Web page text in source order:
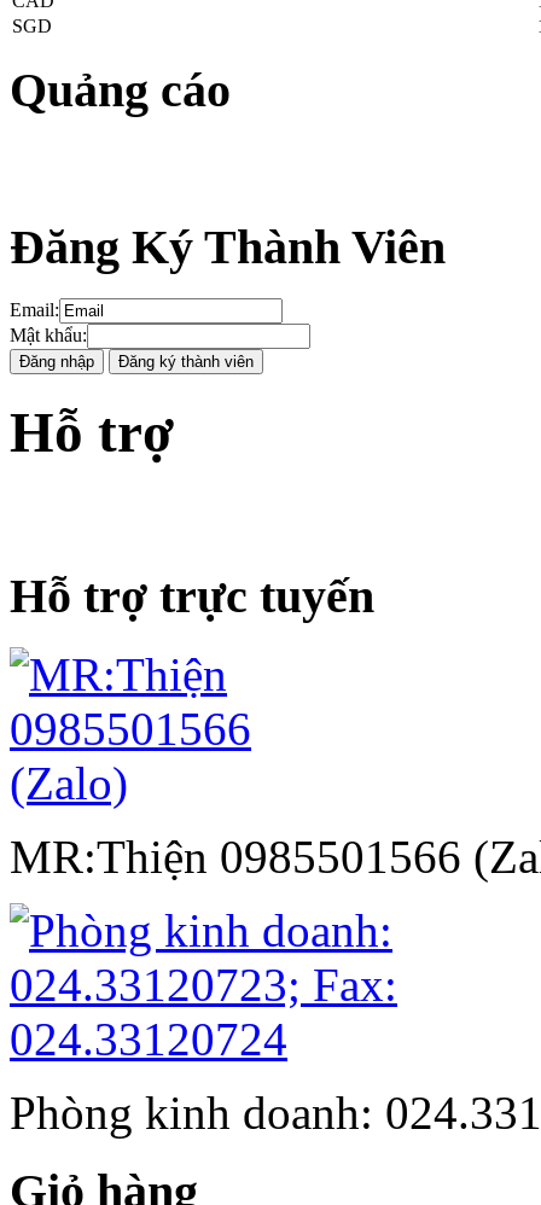
SGD
Quảng cáo
Đăng Ký Thành Viên
Email:
Mật khẩu:
Hỗ trợ
Hỗ trợ trực tuyến
MR:Thiện 0985501566
Phòng kinh doanh:
Giỏ hàng